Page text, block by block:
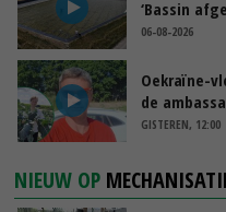
‘Bassin
06-08-2026
Oekraïne-
de
GISTEREN, 12:00
NIEUW OP